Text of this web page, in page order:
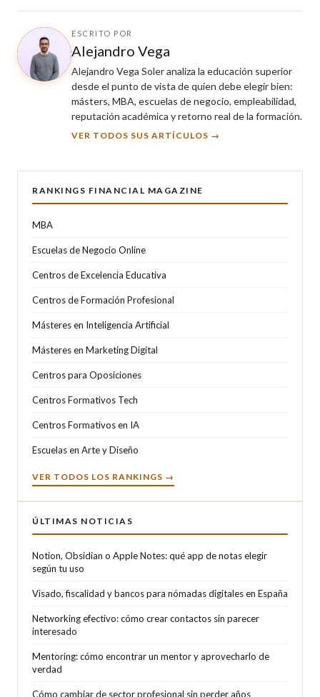
ESCRITO POR
Alejandro Vega
Alejandro Vega Soler analiza la educación superior
desde el punto de vista de quien debe elegir bien:
másters, MBA, escuelas de negocio, empleabilidad,
reputación académica y retorno real de la formación.
VER TODOS SUS ARTÍCULOS →
RANKINGS FINANCIAL MAGAZINE
MBA
Escuelas de Negocio Online
Centros de Excelencia Educativa
Centros de Formación Profesional
Másteres en Inteligencia Artificial
Másteres en Marketing Digital
Centros para Oposiciones
Centros Formativos Tech
Centros Formativos en IA
Escuelas en Arte y Diseño
VER TODOS LOS RANKINGS →
ÚLTIMAS NOTICIAS
Notion, Obsidian o Apple Notes: qué app de notas elegir
según tu uso
Visado, fiscalidad y bancos para nómadas digitales en España
Networking efectivo: cómo crear contactos sin parecer
interesado
Mentoring: cómo encontrar un mentor y aprovecharlo de
verdad
Cómo cambiar de sector profesional sin perder años